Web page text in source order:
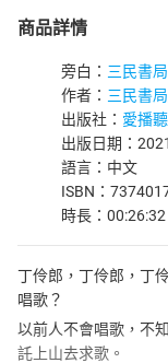
商品詳情
旁白： 三民書局
作者： 三民書局
出版社： 愛播
出版日期：
語言：中文
ISBN：
時長：00:26:32
丁伶郎，丁伶郎，丁
唱歌？
以前人不會唱歌，不
託上山去求歌。